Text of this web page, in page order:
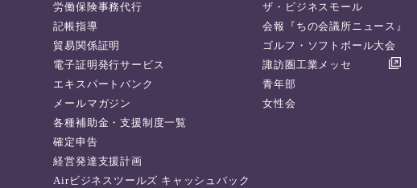
労働保険事務代行
記帳指導
貿易関係証明
電子証明発行サービス
エキスパートバンク
メールマガジン
各種補助金・支援制度一覧
確定申告
経営発達支援計画
Airビジネスツールズ キャッシュバック
ザ・ビジネスモール
会報『ちの会議所ニュース』
ゴルフ・ソフトボール大会
諏訪圏工業メッセ
青年部
女性会